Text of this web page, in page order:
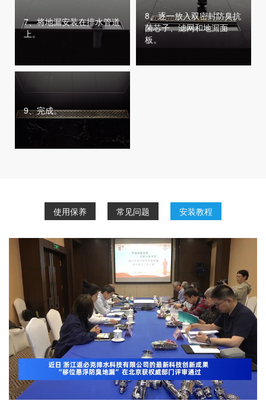
7、将地漏安装在排水管道
上。
8、逐一放入双密封防臭抗
菌芯子、滤网和地漏面
板。
9、完成。
使用保养 常见问题 安装教程